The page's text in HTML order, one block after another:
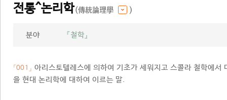
전통^논리학(傳統論理學 )
분야 『철학』
「001」 아리스토텔레스에 의하여 기초가 세워지고 스콜라 철학에서
을 현대 논리학에 대하여 이르는 말.